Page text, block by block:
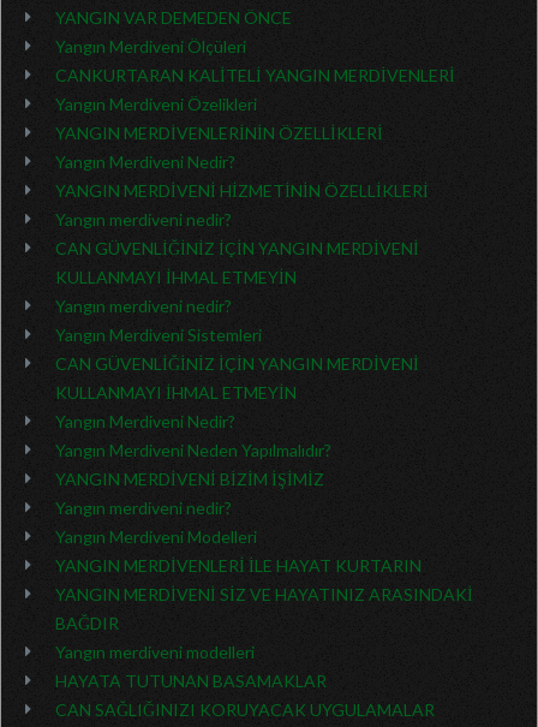
YANGIN VAR DEMEDEN ÖNCE
Yangın Merdiveni Ölçüleri
CANKURTARAN KALİTELİ YANGIN MERDİVENLERİ
Yangın Merdiveni Özelikleri
YANGIN MERDİVENLERİNİN ÖZELLİKLERİ
Yangın Merdiveni Nedir?
YANGIN MERDİVENİ HİZMETİNİN ÖZELLİKLERİ
Yangın merdiveni nedir?
CAN GÜVENLİĞİNİZ İÇİN YANGIN MERDİVENİ
KULLANMAYI İHMAL ETMEYİN
Yangın merdiveni nedir?
Yangın Merdiveni Sistemleri
CAN GÜVENLİĞİNİZ İÇİN YANGIN MERDİVENİ
KULLANMAYI İHMAL ETMEYİN
Yangın Merdiveni Nedir?
Yangın Merdiveni Neden Yapılmalıdır?
YANGIN MERDİVENİ BİZİM İŞİMİZ
Yangın merdiveni nedir?
Yangın Merdiveni Modelleri
YANGIN MERDİVENLERİ İLE HAYAT KURTARIN
YANGIN MERDİVENİ SİZ VE HAYATINIZ ARASINDAKİ
BAĞDIR
Yangın merdiveni modelleri
HAYATA TUTUNAN BASAMAKLAR
CAN SAĞLIĞINIZI KORUYACAK UYGULAMALAR